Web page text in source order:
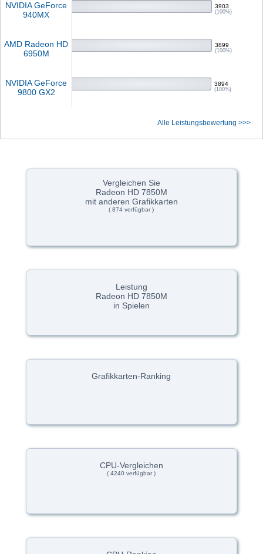
NVIDIA GeForce
940MX
3903
(100%)
AMD Radeon HD
6950M
3899
(100%)
NVIDIA GeForce
9800 GX2
3894
(100%)
Alle Leistungsbewertung >>>
Vergleichen Sie
Radeon HD 7850M
mit anderen Grafikkarten
( 874 verfügbar )
Leistung
Radeon HD 7850M
in Spielen
Grafikkarten-Ranking
CPU-Vergleichen
( 4240 verfügbar )